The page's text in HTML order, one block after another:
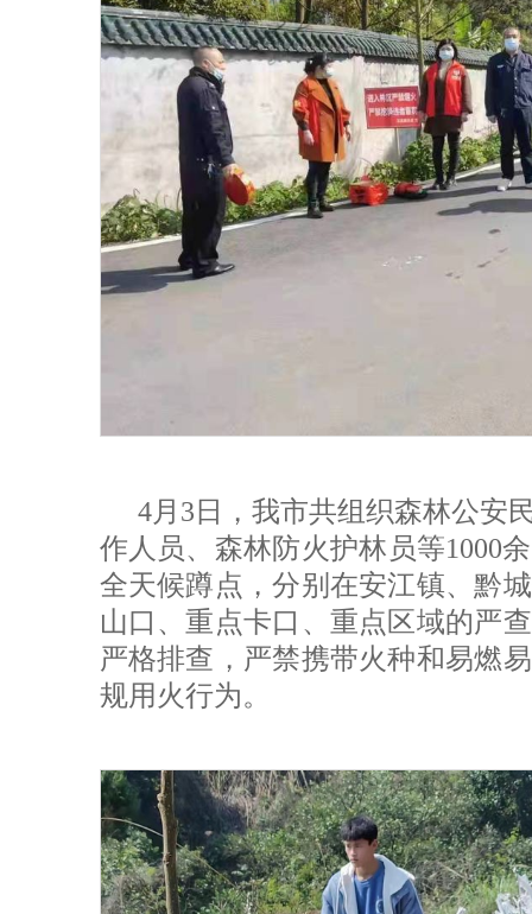
4月3日，我市共组织森林公安
作人员、森林防火护林员等1000
全天候蹲点，分别在安江镇、黔
山口、重点卡口、重点区域的严
严格排查，严禁携带火种和易燃
规用火行为。